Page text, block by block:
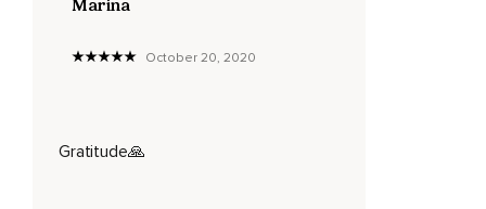
una de ellas tiene su propio ritmo.
momento presente.
Marina
October 20, 2020
Gratitude🙏